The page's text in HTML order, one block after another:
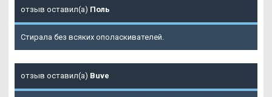
отзыв оставил(а) Поль
Стирала без всяких ополаскивателей.
отзыв оставил(а) Buve